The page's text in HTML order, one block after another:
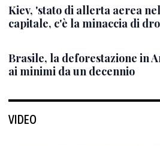
Kiev, 'stato di allerta aerea
capitale, c'è la minaccia di
Brasile, la deforestazione in
ai minimi da un decennio
VIDEO